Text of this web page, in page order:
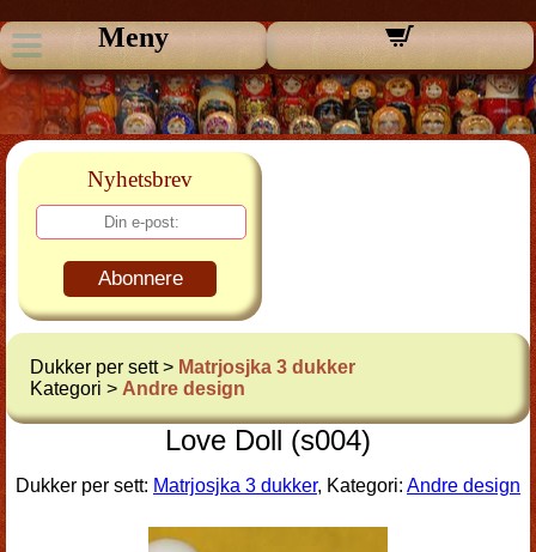
Meny
Nyhetsbrev
Abonnere
Dukker per sett > Matrjosjka 3 dukker
Kategori > Andre design
Love Doll (s004)
Dukker per sett: Matrjosjka 3 dukker, Kategori: Andre design